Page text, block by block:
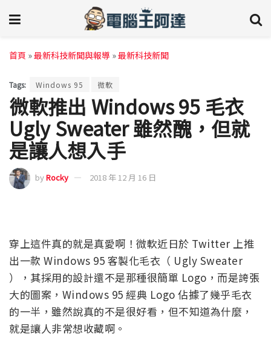
首頁 »最新科技新聞與報導 »最新科技新聞
Tags: Windows 95 微軟
微軟推出 Windows 95 毛衣
Ugly Sweater 雖然醜，但就
是讓人想入手
byRocky 2018 年 12 月 16 日
穿上這件真的就是真愛啊！微軟近日於 Twitter 上推
出一款 Windows 95 客製化毛衣（ Ugly Sweater
），其採用的設計還不是那種很簡單 Logo，而是誇張
大的圖案，Windows 95 經典 Logo 佔據了幾乎毛衣
的一半，雖然說真的不是很好看，但不知道為什麼，
就是讓人非常想收藏啊。